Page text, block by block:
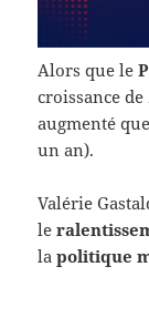
Alors que le
croissance de
augmenté
un an).
Valérie
le
lapolitique